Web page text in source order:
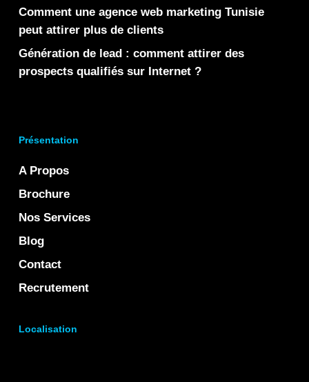
Comment une agence web marketing Tunisie
peut attirer plus de clients
Génération de lead : comment attirer des
prospects qualifiés sur Internet ?
Présentation
A Propos
Brochure
Nos Services
Blog
Contact
Recrutement
Localisation